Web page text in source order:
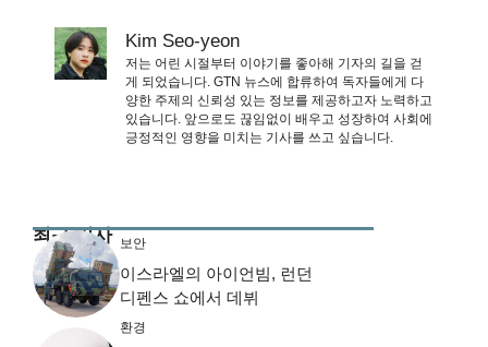
Kim Seo-yeon
저는 어린 시절부터 이야기를 좋아해 기자의 길을 걷
게 되었습니다. GTN 뉴스에 합류하여 독자들에게 다
양한 주제의 신뢰성 있는 정보를 제공하고자 노력하고
있습니다. 앞으로도 끊임없이 배우고 성장하여 사회에
긍정적인 영향을 미치는 기사를 쓰고 싶습니다.
최근 기사 보안
이스라엘의 아이언빔, 런던
디펜스 쇼에서 데뷔
환경